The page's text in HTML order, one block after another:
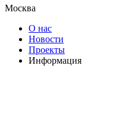
Москва
О нас
Новости
Проекты
Информация